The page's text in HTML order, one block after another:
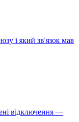
і який зв'язок мав
відключення —